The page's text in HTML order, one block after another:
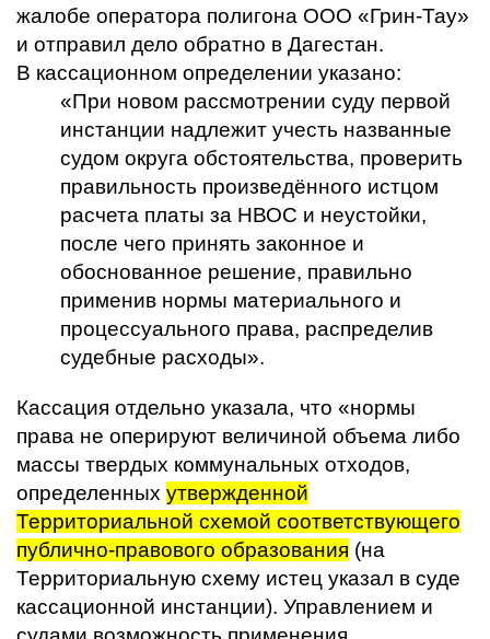
жалобе оператора полигона ООО «Грин-Тау»
и отправил дело обратно в Дагестан.
В кассационном определении указано:
«При новом рассмотрении суду первой
инстанции надлежит учесть названные
судом округа обстоятельства, проверить
правильность произведённого истцом
расчета платы за НВОС и неустойки,
после чего принять законное и
обоснованное решение, правильно
применив нормы материального и
процессуального права, распределив
судебные расходы».
Кассация отдельно указала, что «нормы
права не оперируют величиной объема либо
массы твердых коммунальных отходов,
определенных утвержденной
Территориальной схемой соответствующего
публично-правового образования (на
Территориальную схему истец указал в суде
кассационной инстанции). Управлением и